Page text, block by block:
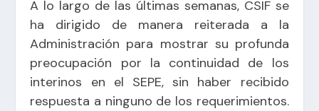
A lo largo de las últimas semanas, CSIF se
ha dirigido de manera reiterada a la
Administración para mostrar su profunda
preocupación por la continuidad de los
interinos en el SEPE, sin haber recibido
respuesta a ninguno de los requerimientos.